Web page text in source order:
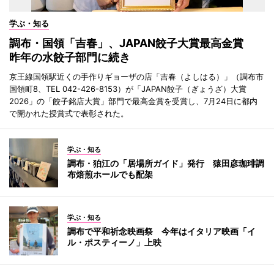
学ぶ・知る
調布・国領「吉春」、JAPAN餃子大賞最高金賞
昨年の水餃子部門に続き
京王線国領駅近くの手作りギョーザの店「吉春（よしはる）」（調布市
国領町8、TEL 042-426-8153）が「JAPAN餃子（ぎょうざ）大賞
2026」の「餃子銘店大賞」部門で最高金賞を受賞し、7月24日に都内
で開かれた授賞式で表彰された。
学ぶ・知る
調布・狛江の「居場所ガイド」発行 猿田彦珈琲調
布焙煎ホールでも配架
学ぶ・知る
調布で平和祈念映画祭 今年はイタリア映画「イ
ル・ポスティーノ」上映